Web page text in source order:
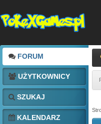
FORUM
UŻYTKOWNICY
SZUKAJ
KALENDARZ